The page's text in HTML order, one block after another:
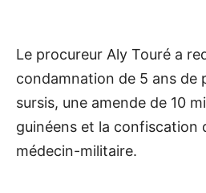
Le procureur Aly Touré a
condamnation de 5 ans de
sursis, une amende de 10
guinéens et la confiscation
médecin-militaire.